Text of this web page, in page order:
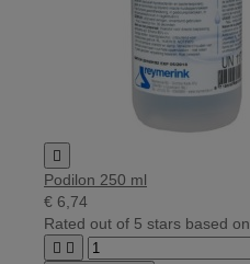

Podilon 250 ml
€ 6,74
Rated out of 5 stars based on
 